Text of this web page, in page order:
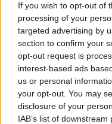
If you wish to opt-out of
processing of your
targeted advertising by
section to confirm your
opt-out request is
interest-based ads
us or personal
your opt-out. You may
disclosure of your
IAB’s list of